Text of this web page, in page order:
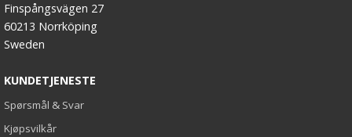
Finspångsvägen 27
60213 Norrköping
Sweden
KUNDETJENESTE
Spørsmål & Svar
Kjøpsvilkår